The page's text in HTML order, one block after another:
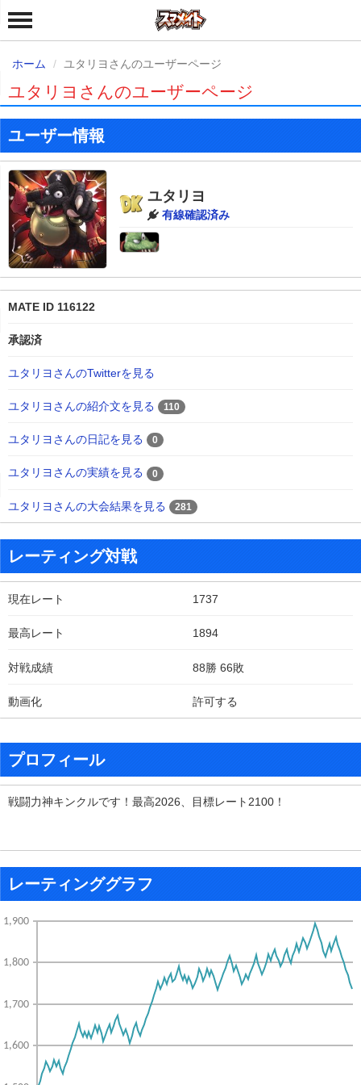
ホーム ユタリヨさんのユーザーページ
ユタリヨさんのユーザーページ
ユーザー情報
ユタリヨ
有線確認済み
MATE ID 116122
承認済
ユタリヨさんのTwitterを見る
ユタリヨさんの紹介文を見る 110
ユタリヨさんの日記を見る 0
ユタリヨさんの実績を見る 0
ユタリヨさんの大会結果を見る 281
レーティング対戦
現在レート 1737
最高レート 1894
対戦成績 88勝 66敗
動画化 許可する
プロフィール
戦闘力神キンクルです！最高2026、目標レート2100！
レーティンググラフ